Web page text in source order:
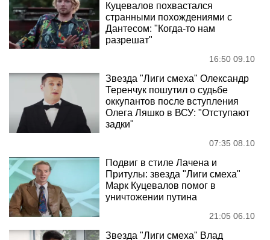
Куцевалов похвастался
странными похождениями с
Дантесом: "Когда-то нам
разрешат"
16:50 09.10
Звезда "Лиги смеха" Олександр
Теренчук пошутил о судьбе
оккупантов после вступления
Олега Ляшко в ВСУ: "Отступают
задки"
07:35 08.10
Подвиг в стиле Лачена и
Притулы: звезда "Лиги смеха"
Марк Куцевалов помог в
уничтожении путина
21:05 06.10
Звезда "Лиги смеха" Влад